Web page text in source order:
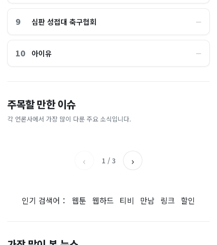
9 심판 성접대 축구협회 ―
10 아이유 ―
주목할 만한 이슈
각 언론사에서 가장 많이 다룬 주요 소식입니다.
이 대통령 사관학교 통합 발언
에…“서울대 법대·충암고도
없애나”
채널A
라 출렁이는 日증시
아시아경제
총리 영상에 "대체 뭐냐" 발
칵‥日 배우도 "미친 짓"
실체, 은밀하게…[중국나라]
‹ 1 / 3 ›
인기 검색어： 웹툰 웹하드 티비 만남 링크 할인